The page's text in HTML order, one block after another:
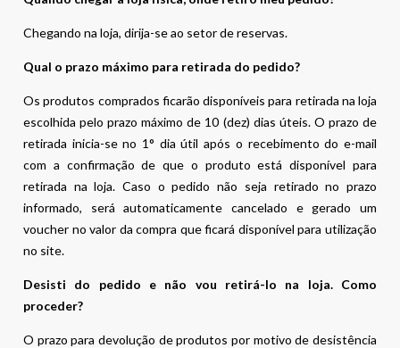
Chegando na loja, dirija-se ao setor de reservas.
Qual o prazo máximo para retirada do pedido?
Os produtos comprados ficarão disponíveis para retirada na loja
escolhida pelo prazo máximo de 10 (dez) dias úteis. O prazo de
retirada inicia-se no 1° dia útil após o recebimento do e-mail
com a confirmação de que o produto está disponível para
retirada na loja. Caso o pedido não seja retirado no prazo
informado, será automaticamente cancelado e gerado um
voucher no valor da compra que ficará disponível para utilização
no site.
Desisti do pedido e não vou retirá-lo na loja. Como
proceder?
O prazo para devolução de produtos por motivo de desistência